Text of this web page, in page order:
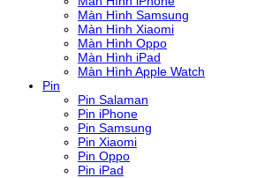
Màn Hình Samsung
Màn Hình Xiaomi
Màn Hình Oppo
Màn Hình iPad
Màn Hình Apple Watch
Pin
Pin Salaman
Pin iPhone
Pin Samsung
Pin Xiaomi
Pin Oppo
Pin iPad